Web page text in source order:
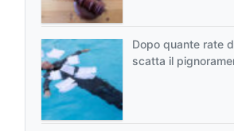
Dopo quante rate di mutuo non pagate
scatta il